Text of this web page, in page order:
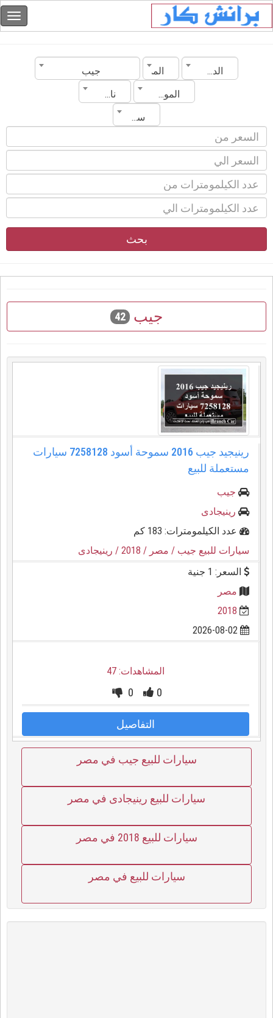
الدولة المدينة
جيب
الموديل
ناقل الحركة
سنة الصنع
بحث
جيب 42
رينيجيد جيب 2016 سموحة أسود 7258128 سيارات
مستعملة للبيع
جيب
رينيجادى
عدد الكيلمومترات: 183 كم
سيارات للبيع جيب / مصر / 2018
/ رينيجادى
السعر: 1 جنية
مصر
2018
المشاهدات: 47
0
0
التفاصيل
سيارات للبيع جيب في مصر
سيارات للبيع رينيجادى في مصر
سيارات للبيع 2018 في مصر
سيارات للبيع في مصر